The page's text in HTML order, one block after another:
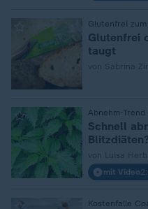
Glutenfrei zum
Glutenfrei
taugt
Abnehm-
:
Schnell
Blitzdiäten?
mit Video
Kostenfalle